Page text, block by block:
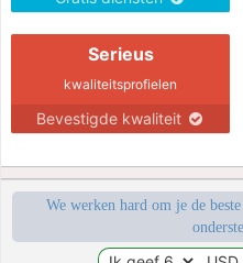
Serieus
kwaliteitsprofielen
Bevestigde kwaliteit
We werken hard om je de